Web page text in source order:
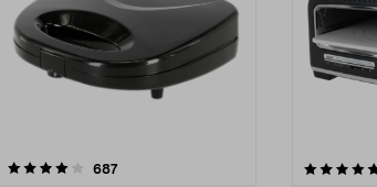
687recensioner
5.0 av 5 stjärnor